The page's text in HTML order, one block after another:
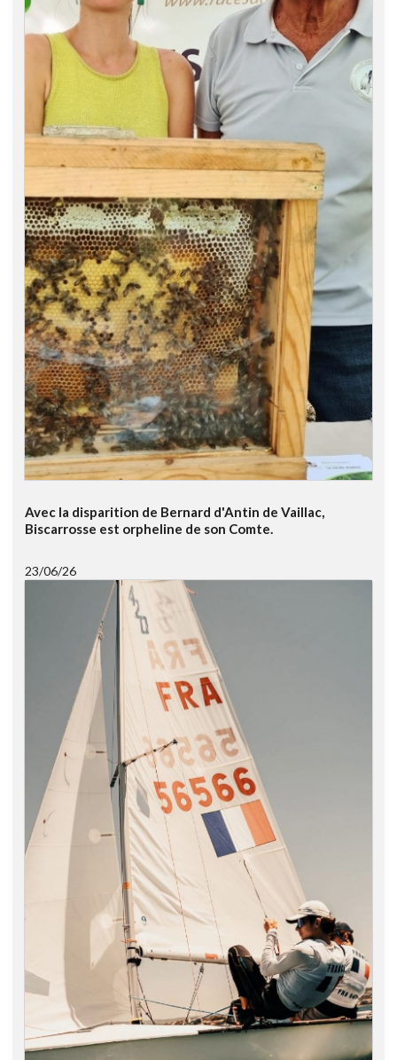
Avec la disparition de Bernard d'Antin de Vaillac,
Biscarrosse est orpheline de son Comte.
23/06/26